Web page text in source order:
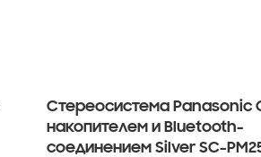
Стереосистема Panasonic
накопителем и Bluetooth-
соединением Silver SC-